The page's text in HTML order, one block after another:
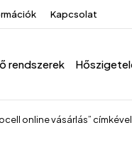
Kapcsolat
rendszerek
online vásárlás”